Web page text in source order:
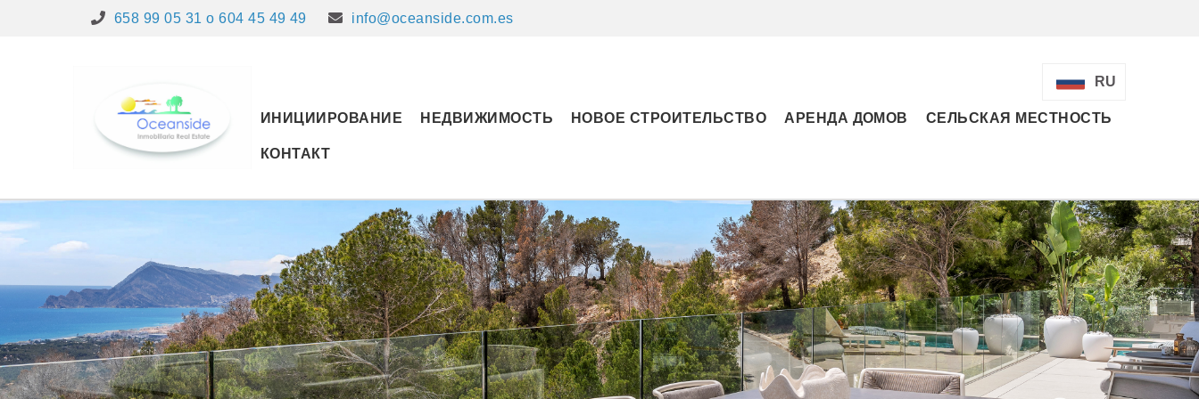
658 99 05 31 o 604 45 49 49 info@oceanside.com.es
RU
ИНИЦИИРОВАНИЕ НЕДВИЖИМОСТЬ НОВОЕ СТРОИТЕЛЬСТВО АРЕНДА ДОМОВ СЕЛЬСКАЯ МЕСТНОСТЬ
КОНТАКТ